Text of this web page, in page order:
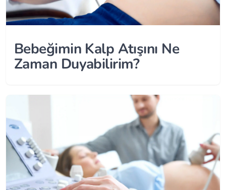
Bebeğimin Kalp Atışını Ne
Zaman Duyabilirim?